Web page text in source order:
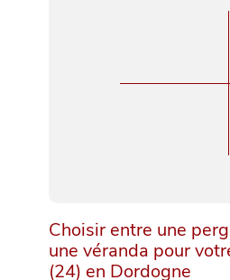
Choisir entre une
une véranda pour
(24) en Dordogne